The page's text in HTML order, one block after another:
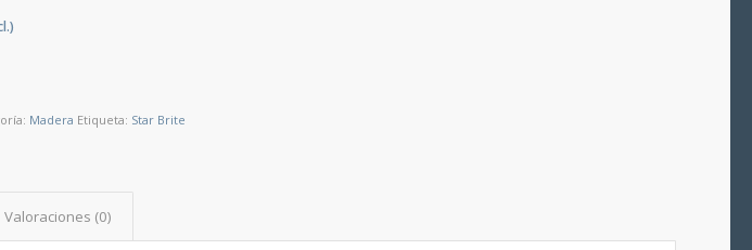
Madera Etiqueta: Star Brite
Valoraciones (0)